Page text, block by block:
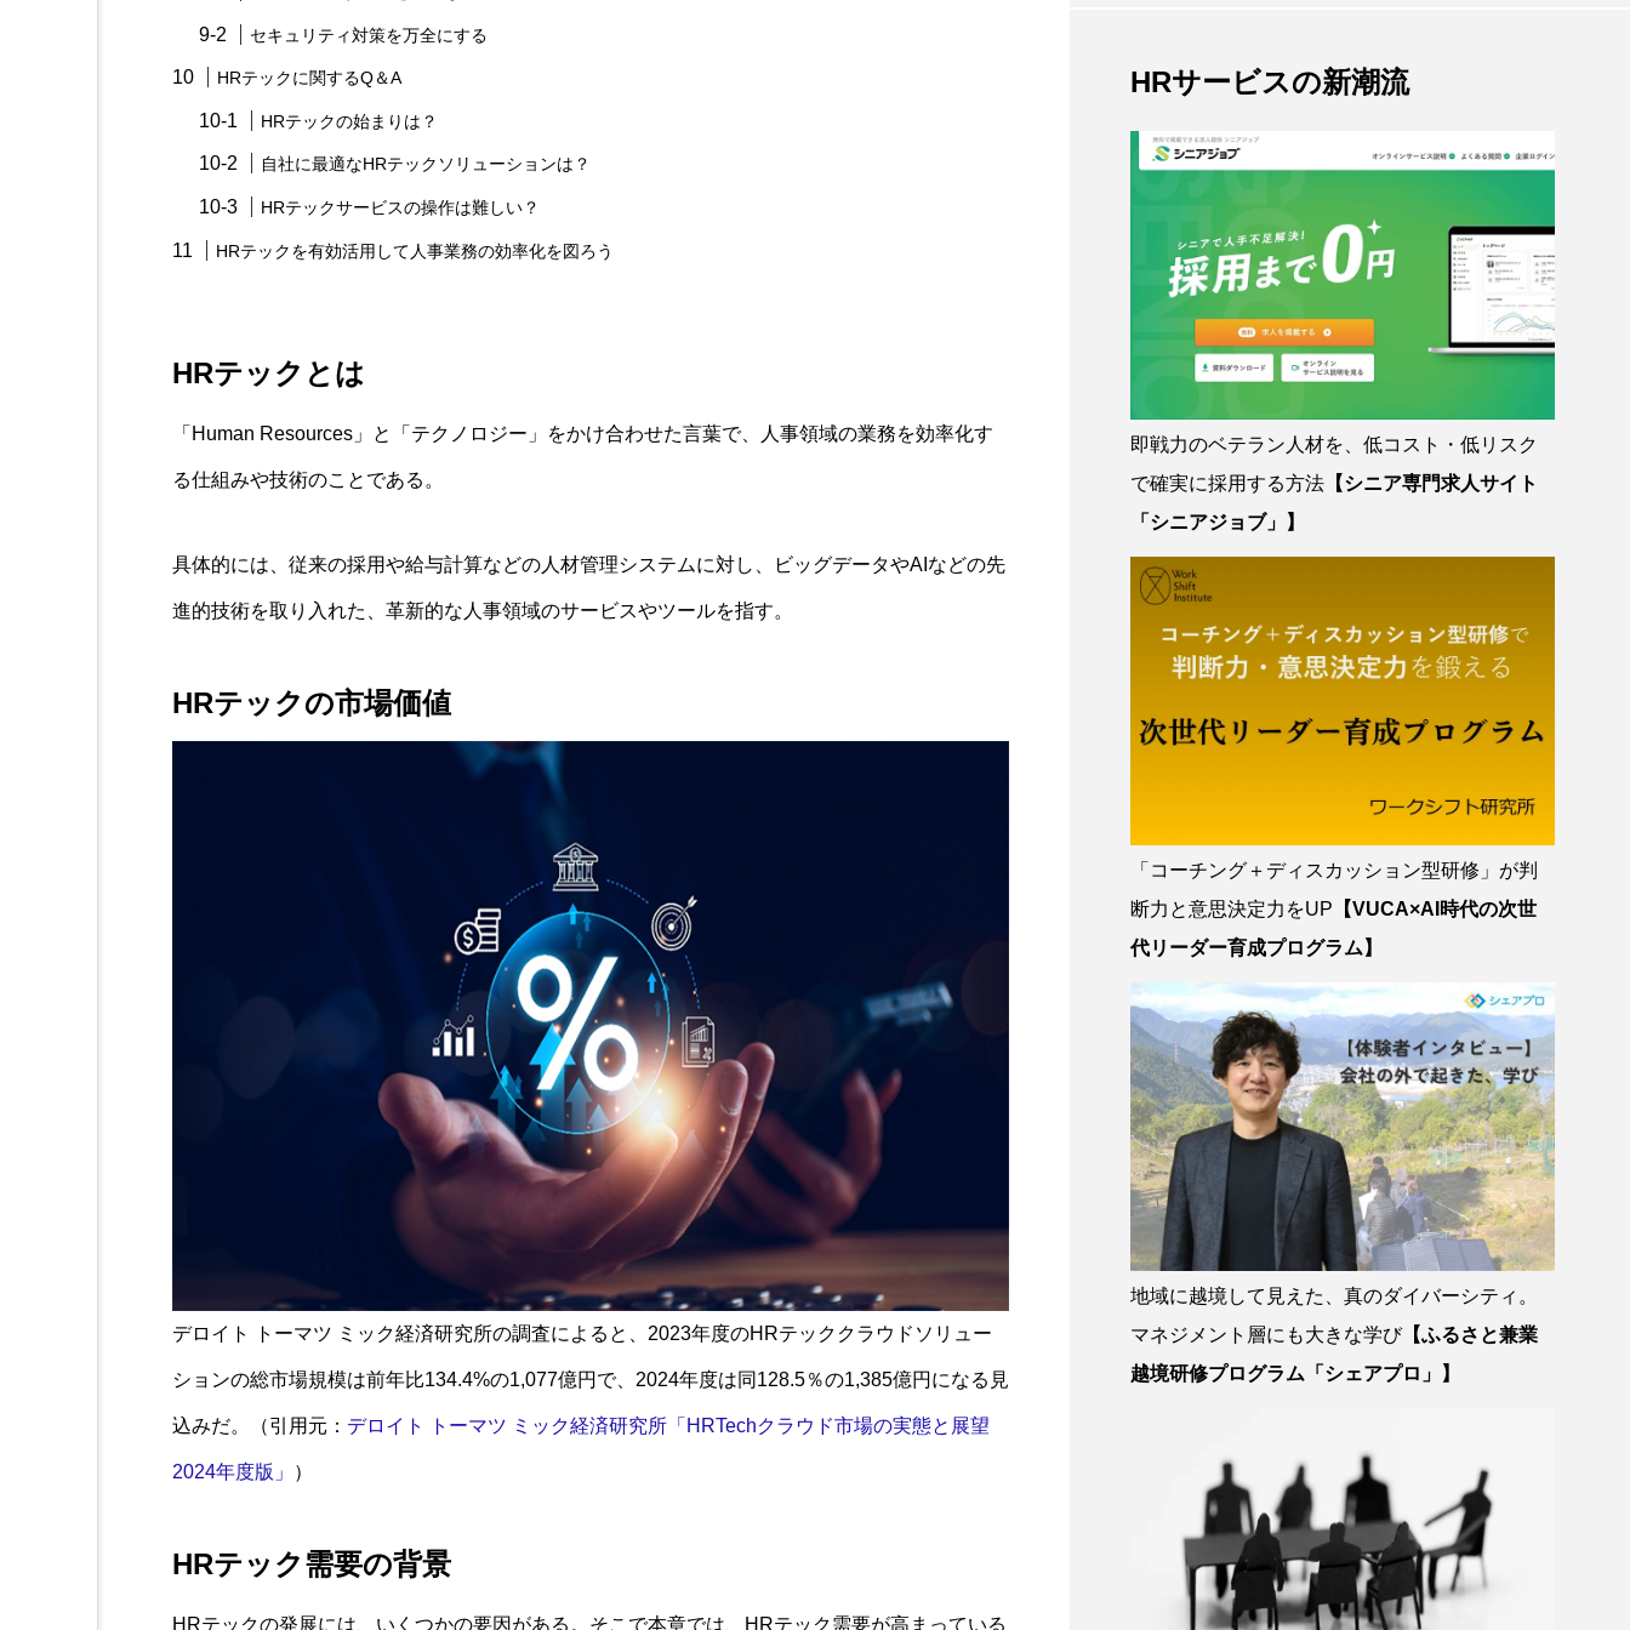
セキュリティ対策を万全にする
HRテックに関するQ＆A
HRテックの始まりは？
自社に最適なHRテックソリューションは？
HRテックサービスの操作は難しい？
HRテックを有効活用して人事業務の効率化を図ろう
HRテックとは
「Human Resources」と「テクノロジー」をかけ合わせた言葉で、人事領域の業務を効率化す
る仕組みや技術のことである。
具体的には、従来の採用や給与計算などの人材管理システムに対し、ビッグデータやAIなどの先
進的技術を取り入れた、革新的な人事領域のサービスやツールを指す。
HRテックの市場価値
デロイト トーマツ ミック経済研究所の調査によると、2023年度のHRテッククラウドソリュー
ションの総市場規模は前年比134.4%の1,077億円で、2024年度は同128.5％の1,385億円になる見
込みだ。（引用元： デロイト トーマツ ミック経済研究所「HRTechクラウド市場の実態と展望
2024年度版」 ）
HRテック需要の背景
HRテックの発展には、いくつかの要因がある。そこで本章では、HRテック需要が高まっている
HRサービスの新潮流
即戦力のベテラン人材を、低コスト・低リスク
で確実に採用する方法 【シニア専門求人サイト
「シニアジョブ」】
「コーチング＋ディスカッション型研修」が判
断力と意思決定力をUP 【VUCA×AI時代の次世
代リーダー育成プログラム】
地域に越境して見えた、真のダイバーシティ。
マネジメント層にも大きな学び【ふるさと兼業
越境研修プログラム「シェアプロ」】